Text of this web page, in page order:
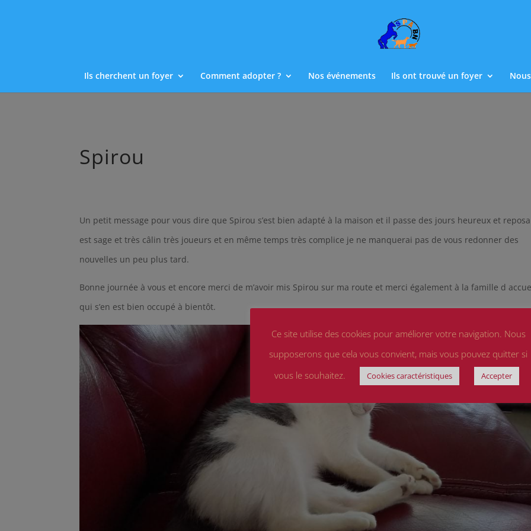
Ils cherchent un foyer Comment adopter ? Nos événements Ils ont trouvé un foyer
Spirou
Un petit message pour vous dire que Spirou s’est bien adapté à la maison et il passe des jours heureux et
est sage et très câlin très joueurs et en même temps très complice je ne manquerai pas de vous redonner des
nouvelles un peu plus tard.
Bonne journée à vous et encore merci de m’avoir mis Spirou sur ma route et merci également à la famille d
qui s’en est bien occupé à bientôt.
Ce site utilise des cookies pour améliorer votre navigation. Nous
supposerons que cela vous convient, mais vous pouvez quitter si
vous le souhaitez.
Cookies caractéristiques Accepter